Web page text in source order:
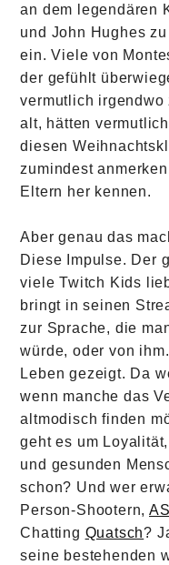
an dem legendären
und John Hughes
ein. Viele von
der gefühlt
vermutlich irgendwo
alt, hätten
diesen
zumindest
Eltern her kennen.
Aber genau das
Diese Impulse. Der
viele Twitch Kids
bringt in seinen
zur Sprache, die
würde, oder von
Leben gezeigt. Da
wenn manche das
altmodisch finden
geht es um
und gesunden
schon? Und wer
Person-Shootern,
Chatting Quatsch?
seine bestehenden